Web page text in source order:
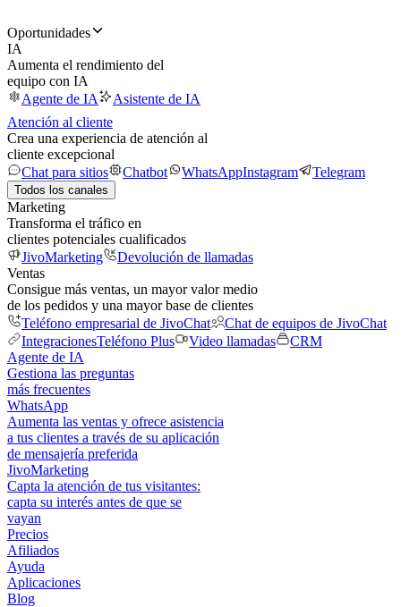
Oportunidades
IA
Aumenta el rendimiento del
equipo con IA
Agente de IA
Asistente de IA
Atención al cliente
Crea una experiencia de atención al
cliente excepcional
Chat para sitios
Chatbot WhatsAppInstagram Telegram
Todos los canales
Marketing
Transforma el tráfico en
clientes potenciales cualificados
JivoMarketing
Devolución de llamadas
Ventas
Consigue más ventas, un mayor valor medio
de los pedidos y una mayor base de clientes
Teléfono empresarial de JivoChat
Chat de equipos de JivoChat
IntegracionesTeléfono Plus Video llamadas
CRM
Agente de IA
Gestiona las preguntas
más frecuentes
WhatsApp
Aumenta las ventas y ofrece asistencia
a tus clientes a través de su aplicación
de mensajería preferida
JivoMarketing
Capta la atención de tus visitantes:
capta su interés antes de que se
vayan
Precios
Afiliados
Ayuda
Aplicaciones
Blog